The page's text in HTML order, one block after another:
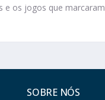
e os jogos que
SOBRE NÓS